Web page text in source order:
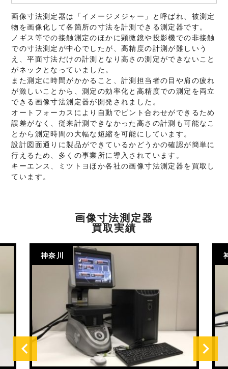
画像寸法測定器は「イメージメジャー」と呼ばれ、被測定
物を画像化して各箇所の寸法を計測できる測定器です。
ノギス等での接触測定のほかに顕微鏡や投影機での非接触
での寸法測定が中心でしたが、高精度の計測が難しいう
え、平面寸法だけの計測となり高さの測定ができないこと
がネックとなっていました。
また測定に時間がかかること、計測担当者の目や肩の疲れ
が激しいことから、測定の効率化と高精度での測定を両立
できる画像寸法測定器が開発されました。
オートフォーカスにより自動でピント合わせができるため
誤差がなく、従来計測できなかった高さの計測も可能なこ
とから測定時間の大幅な短縮を可能にしています。
設計図面通りに製品ができているかどうかの確認が簡単に
行えるため、多くの事業所に導入されています。
キーエンス、ミツトヨほか各社の画像寸法測定器を買取し
ています。
画像寸法測定器
買取実績
神奈川